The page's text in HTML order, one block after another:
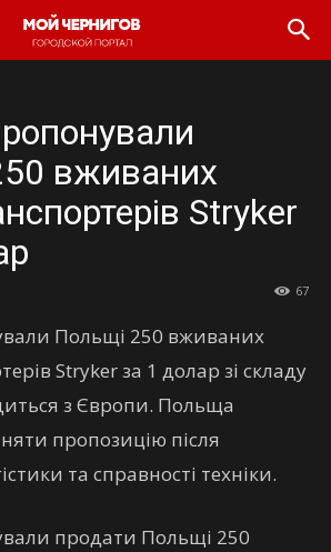
вживаних
Stryker
67
Польщі 250 вживаних
Stryker за 1 долар зі складу
з Європи. Польща
пропозицію після
та справності техніки.
продати Польщі 250